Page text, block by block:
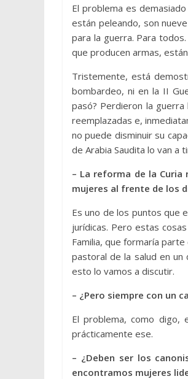
El problema es
están peleando, son
para la guerra. Para
que producen armas,
Tristemente, está
bombardeo, ni en la II
pasó? Perdieron la
reemplazadas e,
no puede disminuir su
de Arabia Saudita lo van a
– La reforma de la
mujeres al frente de los
Es uno de los puntos que
jurídicas. Pero estas
Familia, que formaría
pastoral de la salud en un
esto lo vamos a discutir.
– ¿Pero siempre con un
El problema, como digo,
prácticamente ese.
– ¿Deben ser los
encontramos mujeres